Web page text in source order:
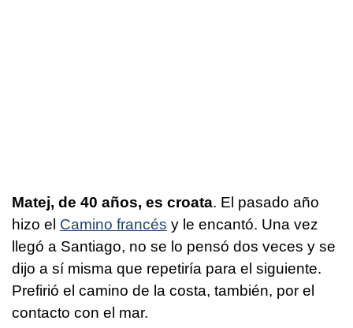
Matej, de 40 años, es croata. El pasado año
hizo el Camino francés y le encantó. Una vez
llegó a Santiago, no se lo pensó dos veces y se
dijo a sí misma que repetiría para el siguiente.
Prefirió el camino de la costa, también, por el
contacto con el mar.